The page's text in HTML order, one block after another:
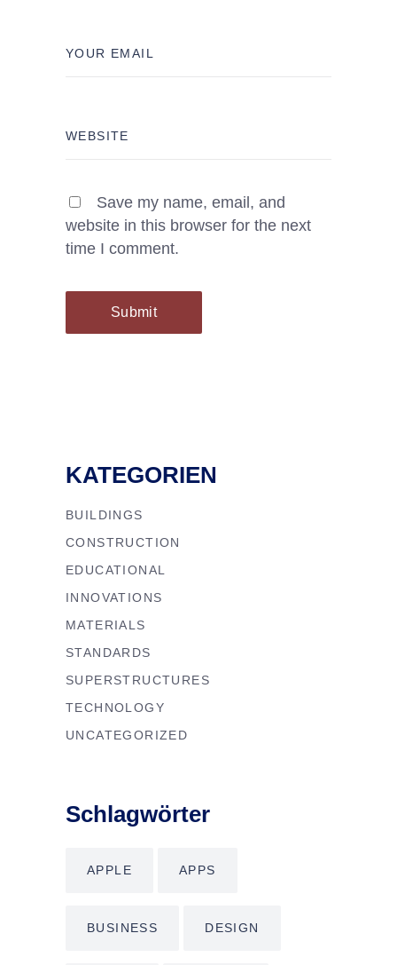
Save my name, email, and
website in this browser for the next
time I comment.
Submit
KATEGORIEN
BUILDINGS
CONSTRUCTION
EDUCATIONAL
INNOVATIONS
MATERIALS
STANDARDS
SUPERSTRUCTURES
TECHNOLOGY
UNCATEGORIZED
Schlagwörter
APPLE APPS
BUSINESS DESIGN